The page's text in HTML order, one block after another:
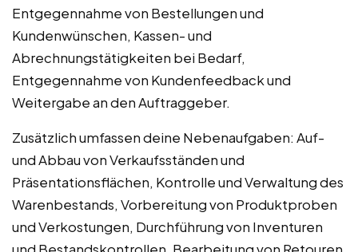
Entgegennahme von Bestellungen und
Kundenwünschen, Kassen- und
Abrechnungstätigkeiten bei Bedarf,
Entgegennahme von Kundenfeedback und
Weitergabe an den Auftraggeber.
Zusätzlich umfassen deine Nebenaufgaben: Auf-
und Abbau von Verkaufsständen und
Präsentationsflächen, Kontrolle und Verwaltung des
Warenbestands, Vorbereitung von Produktproben
und Verkostungen, Durchführung von Inventuren